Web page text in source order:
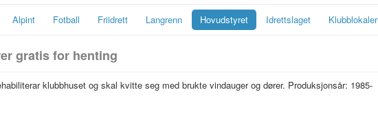
Alpint Fotball Friidrett Langrenn Hovudstyret Idrettslaget Klubblokaler
gratis for henting
klubbhuset og skal kvitte seg med brukte vindauger og dører. Produksjonsår: 1985-